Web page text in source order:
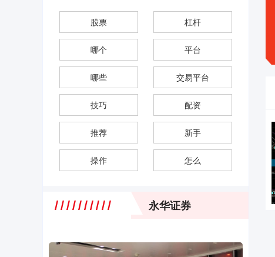
股票 杠杆
哪个 平台
哪些 交易平台
技巧 配资
推荐 新手
操作 怎么
永华证券